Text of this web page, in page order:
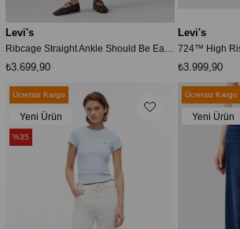
Levi's
Ribcage Straight Ankle Should Be Easy Med Indigo Kadın Jean
₺3.699,90
Levi's
₺3.999,90
Ücretsiz Kargo
Yeni Ürün
%35
Ücretsiz Kargo
Yeni Ürün